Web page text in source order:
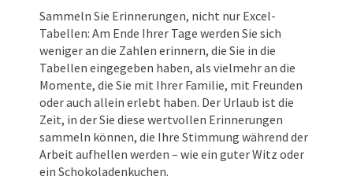
Sammeln Sie Erinnerungen, nicht nur Excel-
Tabellen: Am Ende Ihrer Tage werden Sie sich
weniger an die Zahlen erinnern, die Sie in die
Tabellen eingegeben haben, als vielmehr an die
Momente, die Sie mit Ihrer Familie, mit Freunden
oder auch allein erlebt haben. Der Urlaub ist die
Zeit, in der Sie diese wertvollen Erinnerungen
sammeln können, die Ihre Stimmung während der
Arbeit aufhellen werden – wie ein guter Witz oder
ein Schokoladenkuchen.